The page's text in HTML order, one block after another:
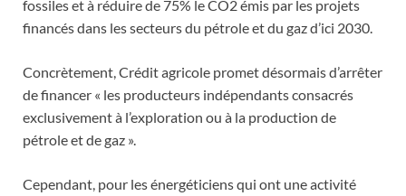
fossiles et à réduire de 75% le CO2 émis par les projets
financés dans les secteurs du pétrole et du gaz d’ici 2030.
Concrètement, Crédit agricole promet désormais d’arrêter
de financer « les producteurs indépendants consacrés
exclusivement à l’exploration ou à la production de
pétrole et de gaz ».
Cependant, pour les énergéticiens qui ont une activité